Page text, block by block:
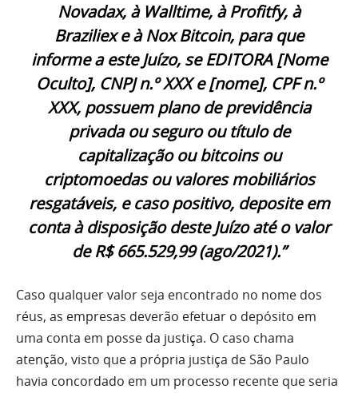
Novadax, à Walltime, à Profitfy, à
Braziliex e à Nox Bitcoin, para que
informe a este Juízo, se EDITORA [Nome
Oculto], CNPJ n.º XXX e [nome], CPF n.º
XXX, possuem plano de previdência
privada ou seguro ou título de
capitalização ou bitcoins ou
criptomoedas ou valores mobiliários
resgatáveis, e caso positivo, deposite em
conta à disposição deste Juízo até o valor
de R$ 665.529,99 (ago/2021).”
Caso qualquer valor seja encontrado no nome dos
réus, as empresas deverão efetuar o depósito em
uma conta em posse da justiça. O caso chama
atenção, visto que a própria justiça de São Paulo
havia concordado em um processo recente que seria